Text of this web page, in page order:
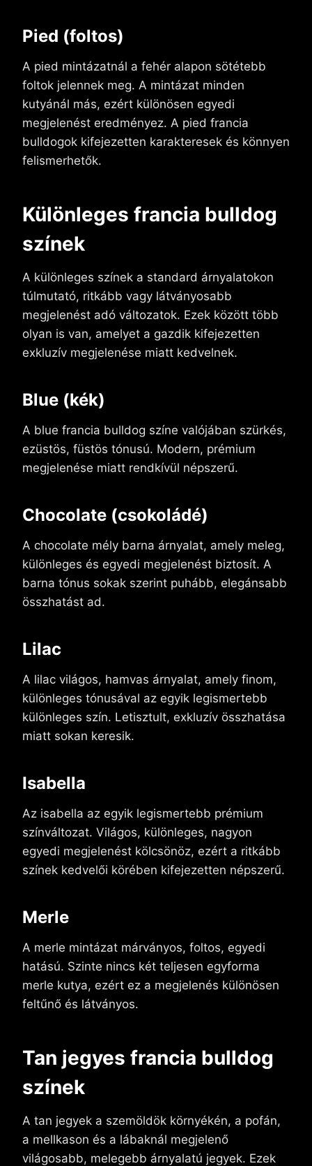
Pied (foltos)
A pied mintázatnál a fehér alapon sötétebb
foltok jelennek meg. A mintázat minden
kutyánál más, ezért különösen egyedi
megjelenést eredményez. A pied francia
bulldogok kifejezetten karakteresek és könnyen
felismerhetők.
Különleges francia bulldog
színek
A különleges színek a standard árnyalatokon
túlmutató, ritkább vagy látványosabb
megjelenést adó változatok. Ezek között több
olyan is van, amelyet a gazdik kifejezetten
exkluzív megjelenése miatt kedvelnek.
Blue (kék)
A blue francia bulldog színe valójában szürkés,
ezüstös, füstös tónusú. Modern, prémium
megjelenése miatt rendkívül népszerű.
Chocolate (csokoládé)
A chocolate mély barna árnyalat, amely meleg,
különleges és egyedi megjelenést biztosít. A
barna tónus sokak szerint puhább, elegánsabb
összhatást ad.
Lilac
A lilac világos, hamvas árnyalat, amely finom,
különleges tónusával az egyik legismertebb
különleges szín. Letisztult, exkluzív összhatása
miatt sokan keresik.
Isabella
Az isabella az egyik legismertebb prémium
színváltozat. Világos, különleges, nagyon
egyedi megjelenést kölcsönöz, ezért a ritkább
színek kedvelői körében kifejezetten népszerű.
Merle
A merle mintázat márványos, foltos, egyedi
hatású. Szinte nincs két teljesen egyforma
merle kutya, ezért ez a megjelenés különösen
feltűnő és látványos.
Tan jegyes francia bulldog
színek
A tan jegyek a szemöldök környékén, a pofán,
a mellkason és a lábaknál megjelenő
világosabb, melegebb árnyalatú jegyek. Ezek